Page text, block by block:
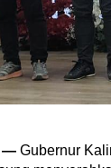
— Gubernur